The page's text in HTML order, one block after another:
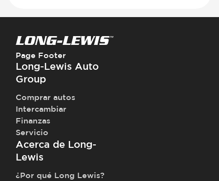
Page Footer
Long-Lewis Auto
Group
Comprar autos
Intercambiar
Finanzas
Servicio
Acerca de Long-
Lewis
¿Por qué Long Lewis?